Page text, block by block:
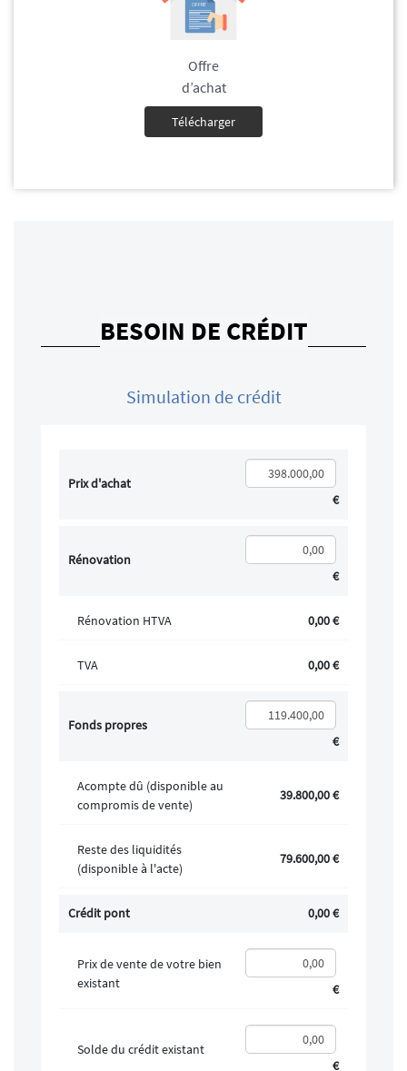
Offre
d’achat
Télécharger
BESOIN DE CRÉDIT
Simulation de crédit
Prix d'achat
€
Rénovation
€
Rénovation HTVA 0,00 €
TVA 0,00 €
Fonds propres
€
Acompte dû (disponible au
compromis de vente)
39.800,00 €
Reste des liquidités
(disponible à l'acte)
79.600,00 €
Crédit pont 0,00 €
Prix de vente de votre bien
existant
€
Solde du crédit existant
€